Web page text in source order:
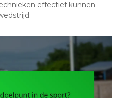
effectief kunnen